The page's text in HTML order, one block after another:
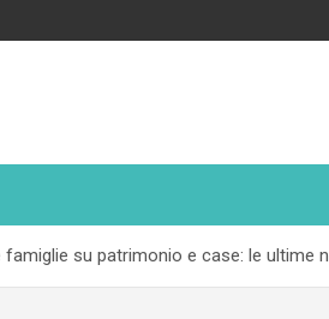
su patrimonio e case: le ultime